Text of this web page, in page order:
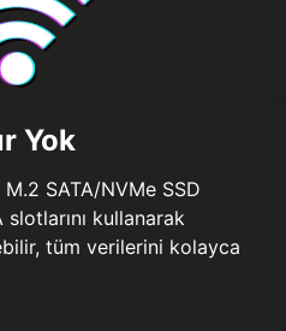
Yok
SATA/NVMe SSD
kullanarak
tüm verilerini kolayca